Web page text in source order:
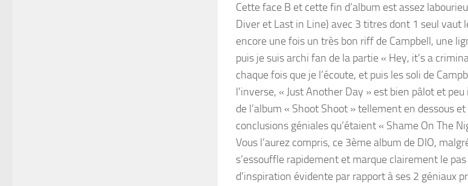
Cette face B et cette fin d’album est assez
Diver et Last in Line) avec 3 titres dont 1 seul vaut
encore une fois un très bon riff de Campbell, une
puis je suis archi fan de la partie « Hey, it’s a
chaque fois que je l’écoute, et puis les soli de
l’inverse, « Just Another Day » est bien pâlot et
de l’album « Shoot Shoot » tellement en dessous
conclusions géniales qu’étaient « Shame On The
Vous l’aurez compris, ce 3ème album de DIO,
s’essouffle rapidement et marque clairement le
d’inspiration évidente par rapport à ses 2 géniaux